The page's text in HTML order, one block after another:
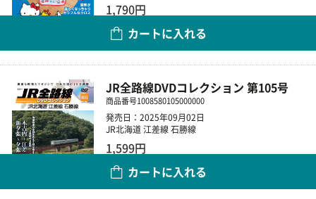
1,790円
カートに入れる
JR全路線DVDコレクション 第105号
商品番号1008580105000000
発売日：2025年09月02日
JR北海道 江差線 石勝線
1,599円
カートに入れる